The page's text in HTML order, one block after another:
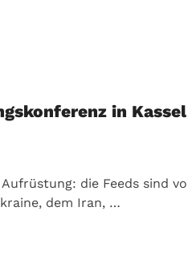
in
die Feeds sind
dem Iran, …